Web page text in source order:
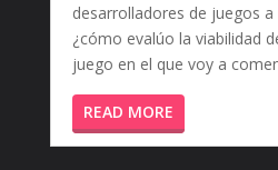
desarrolladores de juegos
¿cómo evalúo la viabilidad
juego en el que voy a
READ MORE